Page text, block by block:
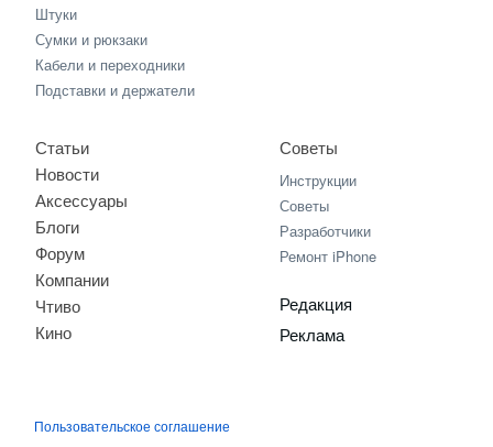
Штуки
Сумки и рюкзаки
Кабели и переходники
Подставки и держатели
Статьи
Новости
Аксессуары
Блоги
Форум
Компании
Чтиво
Кино
Советы
Инструкции
Советы
Разработчики
Ремонт iPhone
Редакция
Реклама
Пользовательское соглашение